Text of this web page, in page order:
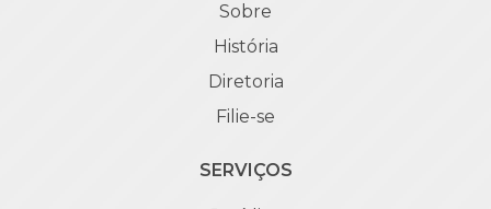
Sobre
História
Diretoria
Filie-se
SERVIÇOS